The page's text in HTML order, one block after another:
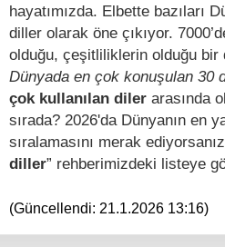
hayatımızda. Elbette bazıları
diller olarak öne çıkıyor.
olduğu, çeşitliliklerin olduğu bir
Dünyada en çok konuşulan 30
çok kullanılan diler arasında
sırada? 2026'da Dünyanın en
sıralamasını merak
diller” rehberimizdeki listeye
(Güncellendi: 21.1.2026 13:16)